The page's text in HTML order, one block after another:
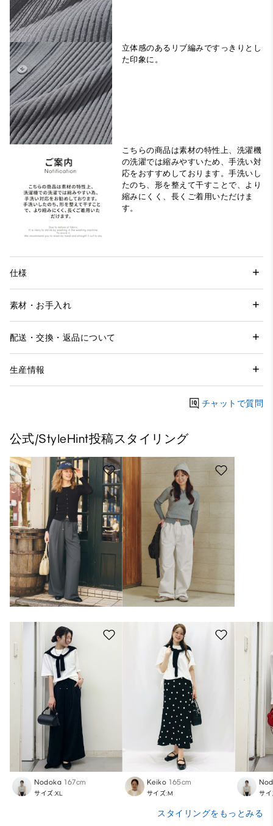
立体感のあるリブ編みですっきりとし
た印象に。
こちらの商品は素材の特性上、洗濯機
の洗濯では縮みやすいため、手洗い対
応をおすすめしております。手洗いし
たのち、形を整えて干すことで、より
縮みにくく、長くご着用いただけま
す。
仕様
素材・お手入れ
配送・交換・返品について
生産情報
チャットで質問
公式/StyleHint投稿スタイリング
Nodoka 167cm
サイズ:XL
Keiko 165cm
サイズ:M サ
スタイリングをもっとみる